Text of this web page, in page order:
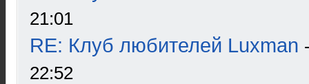
21:01
RE: Клуб любителей Luxman
22:52